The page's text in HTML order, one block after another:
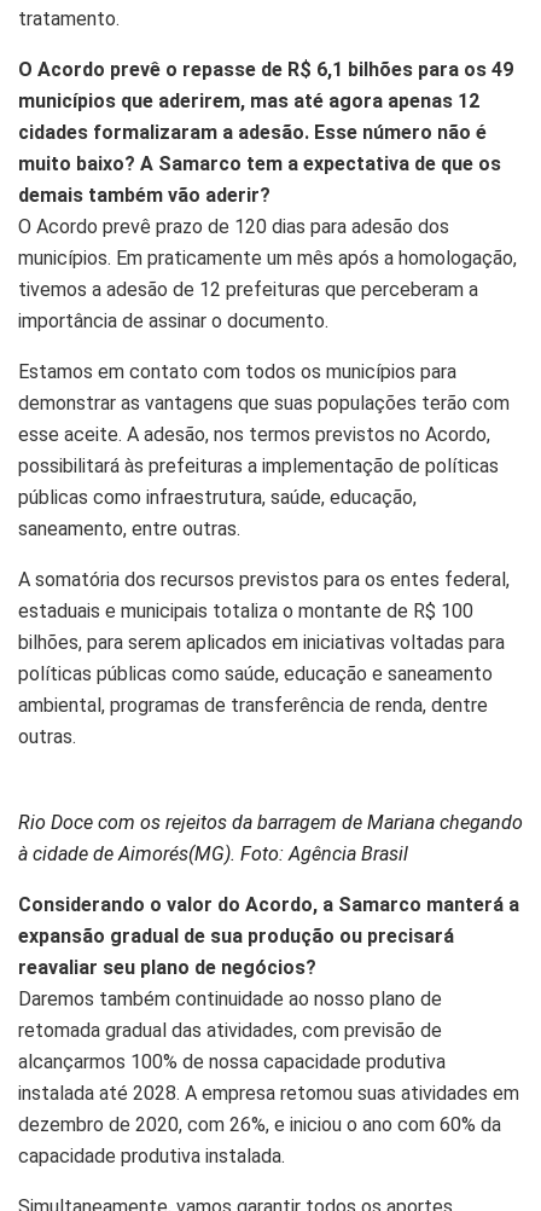
tratamento.
O Acordo prevê o repasse de R$ 6,1 bilhões para os 49
municípios que aderirem, mas até agora apenas 12
cidades formalizaram a adesão. Esse número não é
muito baixo? A Samarco tem a expectativa de que os
demais também vão aderir?
O Acordo prevê prazo de 120 dias para adesão dos
municípios. Em praticamente um mês após a homologação,
tivemos a adesão de 12 prefeituras que perceberam a
importância de assinar o documento.
Estamos em contato com todos os municípios para
demonstrar as vantagens que suas populações terão com
esse aceite. A adesão, nos termos previstos no Acordo,
possibilitará às prefeituras a implementação de políticas
públicas como infraestrutura, saúde, educação,
saneamento, entre outras.
A somatória dos recursos previstos para os entes federal,
estaduais e municipais totaliza o montante de R$ 100
bilhões, para serem aplicados em iniciativas voltadas para
políticas públicas como saúde, educação e saneamento
ambiental, programas de transferência de renda, dentre
outras.
Rio Doce com os rejeitos da barragem de Mariana chegando
à cidade de Aimorés(MG). Foto: Agência Brasil
Considerando o valor do Acordo, a Samarco manterá a
expansão gradual de sua produção ou precisará
reavaliar seu plano de negócios?
Daremos também continuidade ao nosso plano de
retomada gradual das atividades, com previsão de
alcançarmos 100% de nossa capacidade produtiva
instalada até 2028. A empresa retomou suas atividades em
dezembro de 2020, com 26%, e iniciou o ano com 60% da
capacidade produtiva instalada.